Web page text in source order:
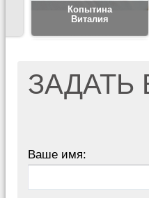
Копытина
Виталия
ЗАДАТЬ
Ваше имя: